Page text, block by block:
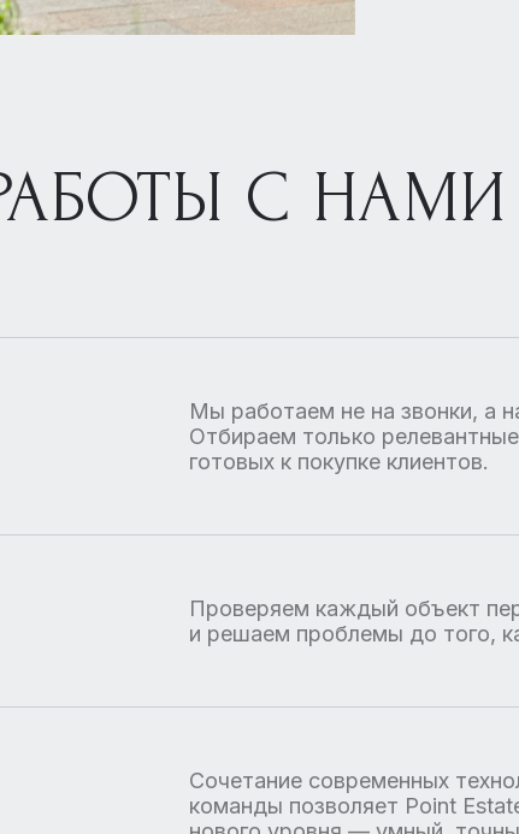
С НАМИ
Мы работаем не на звонки, а
Отбираем только
готовых к покупке клиентов.
Проверяем каждый объект
и решаем проблемы до того,
Сочетание современных
команды позволяет Point